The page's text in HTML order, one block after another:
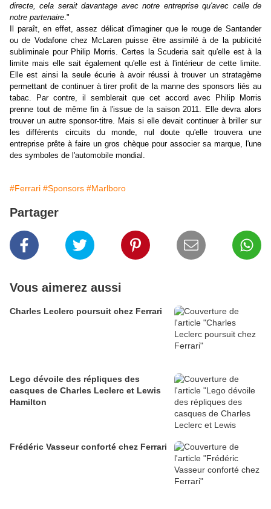
directe, cela serait davantage avec notre entreprise qu'avec celle de
notre partenaire."
Il paraît, en effet, assez délicat d'imaginer que le rouge de Santander
ou de Vodafone chez McLaren puisse être assimilé à de la publicité
subliminale pour Philip Morris. Certes la Scuderia sait qu'elle est à la
limite mais elle sait également qu'elle est à l'intérieur de cette limite.
Elle est ainsi la seule écurie à avoir réussi à trouver un stratagème
permettant de continuer à tirer profit de la manne des sponsors liés au
tabac. Par contre, il semblerait que cet accord avec Philip Morris
prenne tout de même fin à l'issue de la saison 2011. Elle devra alors
trouver un autre sponsor-titre. Mais si elle devait continuer à briller sur
les différents circuits du monde, nul doute qu'elle trouvera une
entreprise prête à faire un gros chèque pour associer sa marque, l'une
des symboles de l'automobile mondial.
#Ferrari #Sponsors #Marlboro
Partager
Vous aimerez aussi
Charles Leclerc poursuit chez Ferrari
Lego dévoile des répliques des
casques de Charles Leclerc et Lewis
Hamilton
Frédéric Vasseur conforté chez Ferrari